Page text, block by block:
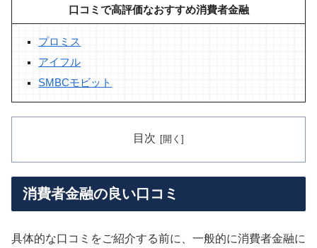
口コミで高評価なおすすめ消費者金融
プロミス
アイフル
SMBCモビット
目次
消費者金融の良い口コミ
具体的な口コミをご紹介する前に、一般的に消費者金融に